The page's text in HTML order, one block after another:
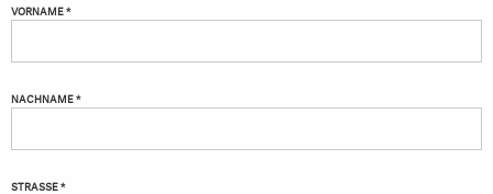
VORNAME *
NACHNAME *
STRASSE *